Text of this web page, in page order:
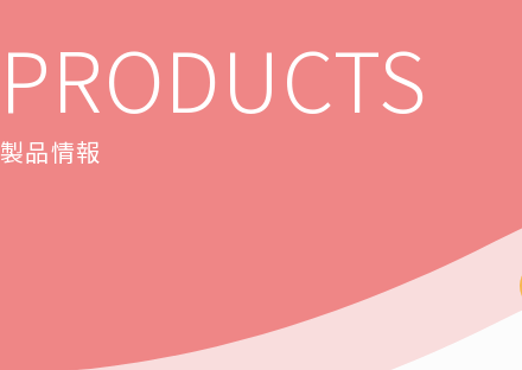
PRODUCTS
製品情報